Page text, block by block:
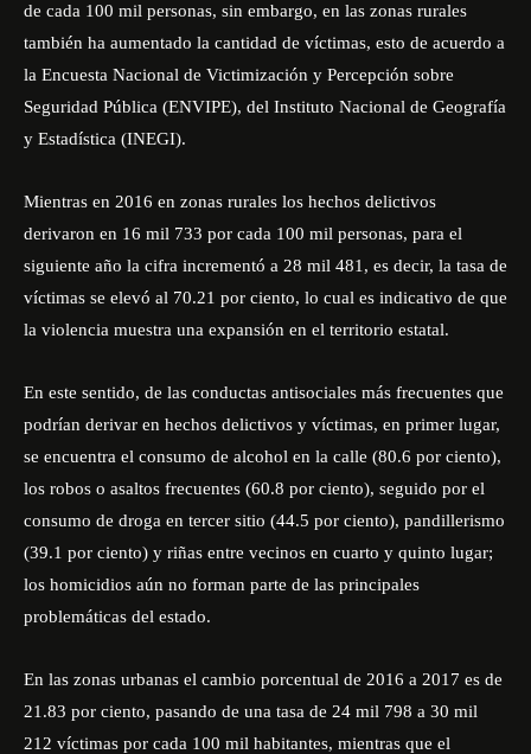
de cada 100 mil personas, sin embargo, en las zonas rurales
también ha aumentado la cantidad de víctimas, esto de acuerdo a
la Encuesta Nacional de Victimización y Percepción sobre
Seguridad Pública (ENVIPE), del Instituto Nacional de Geografía
y Estadística (INEGI).
Mientras en 2016 en zonas rurales los hechos delictivos
derivaron en 16 mil 733 por cada 100 mil personas, para el
siguiente año la cifra incrementó a 28 mil 481, es decir, la tasa de
víctimas se elevó al 70.21 por ciento, lo cual es indicativo de que
la violencia muestra una expansión en el territorio estatal.
En este sentido, de las conductas antisociales más frecuentes que
podrían derivar en hechos delictivos y víctimas, en primer lugar,
se encuentra el consumo de alcohol en la calle (80.6 por ciento),
los robos o asaltos frecuentes (60.8 por ciento), seguido por el
consumo de droga en tercer sitio (44.5 por ciento), pandillerismo
(39.1 por ciento) y riñas entre vecinos en cuarto y quinto lugar;
los homicidios aún no forman parte de las principales
problemáticas del estado.
En las zonas urbanas el cambio porcentual de 2016 a 2017 es de
21.83 por ciento, pasando de una tasa de 24 mil 798 a 30 mil
212 víctimas por cada 100 mil habitantes, mientras que el